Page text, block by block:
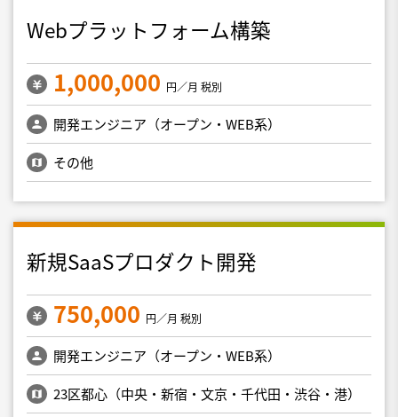
Webプラットフォーム構築
1,000,000 円／月 税別
開発エンジニア（オープン・WEB系）
その他
新規SaaSプロダクト開発
750,000 円／月 税別
開発エンジニア（オープン・WEB系）
23区都心（中央・新宿・文京・千代田・渋谷・港）